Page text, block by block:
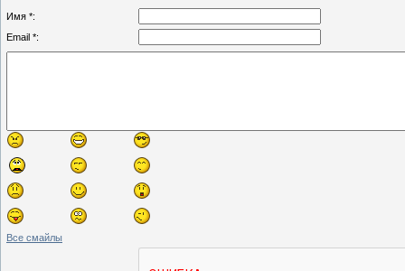
Имя *:
Email *:
Все смайлы